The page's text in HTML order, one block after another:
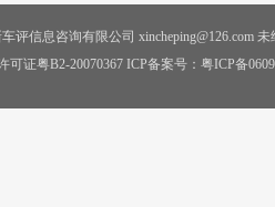
评信息咨询有限公司 xincheping@126.com
证粤B2-20070367 ICP备案号： 粤ICP备